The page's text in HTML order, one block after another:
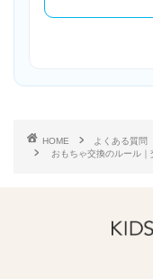
HOME よくある質問
おもちゃ交換のルール